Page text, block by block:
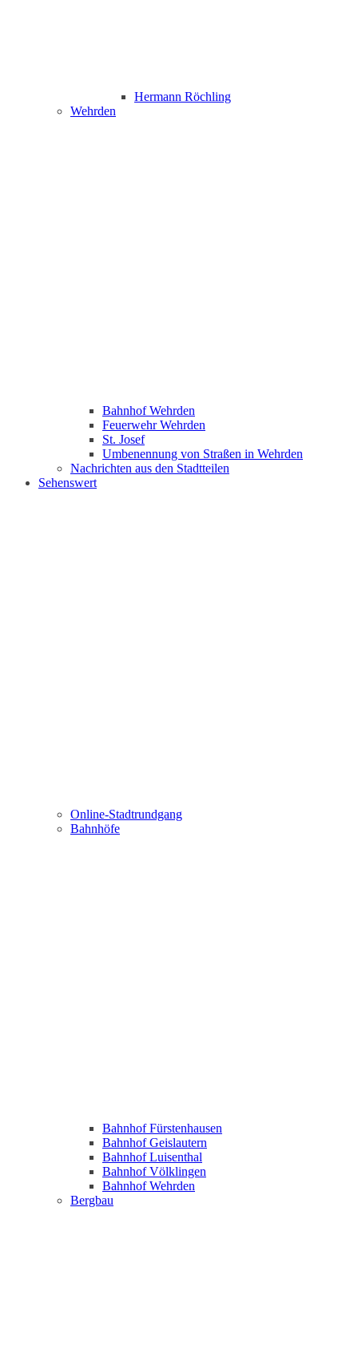
Hermann Röchling
Wehrden
Bahnhof Wehrden
Feuerwehr Wehrden
St. Josef
Umbenennung von Straßen in Wehrden
Nachrichten aus den Stadtteilen
Sehenswert
Online-Stadtrundgang
Bahnhöfe
Bahnhof Fürstenhausen
Bahnhof Geislautern
Bahnhof Luisenthal
Bahnhof Völklingen
Bahnhof Wehrden
Bergbau